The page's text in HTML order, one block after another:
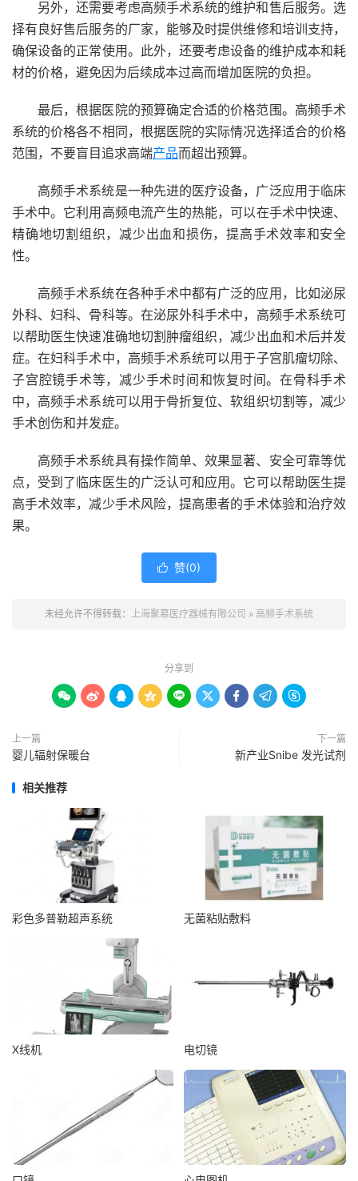
另外，还需要考虑高频手术系统的维护和售后服务。选
择有良好售后服务的厂家，能够及时提供维修和培训支持，
确保设备的正常使用。此外，还要考虑设备的维护成本和耗
材的价格，避免因为后续成本过高而增加医院的负担。
最后，根据医院的预算确定合适的价格范围。高频手术
系统的价格各不相同，根据医院的实际情况选择适合的价格
范围，不要盲目追求高端产品而超出预算。
高频手术系统是一种先进的医疗设备，广泛应用于临床
手术中。它利用高频电流产生的热能，可以在手术中快速、
精确地切割组织，减少出血和损伤，提高手术效率和安全
性。
高频手术系统在各种手术中都有广泛的应用，比如泌尿
外科、妇科、骨科等。在泌尿外科手术中，高频手术系统可
以帮助医生快速准确地切割肿瘤组织，减少出血和术后并发
症。在妇科手术中，高频手术系统可以用于子宫肌瘤切除、
子宫腔镜手术等，减少手术时间和恢复时间。在骨科手术
中，高频手术系统可以用于骨折复位、软组织切割等，减少
手术创伤和并发症。
高频手术系统具有操作简单、效果显著、安全可靠等优
点，受到了临床医生的广泛认可和应用。它可以帮助医生提
高手术效率，减少手术风险，提高患者的手术体验和治疗效
果。
 赞(0)
未经允许不得转载： 上海聚慕医疗器械有限公司 » 高频手术系统
分享到
        
上一篇
婴儿辐射保暖台
下一篇
新产业Snibe 发光试剂
相关推荐
彩色多普勒超声系统 无菌粘贴敷料
X线机 电切镜